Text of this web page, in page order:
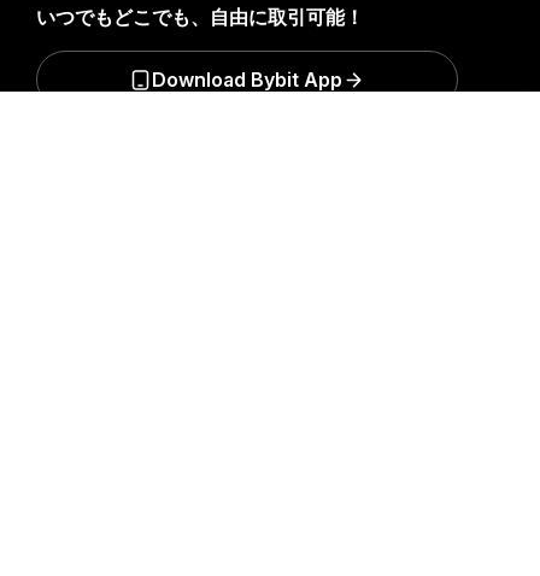
いつでもどこでも、自由に取引可能！
Download Bybit App
今すぐ登録